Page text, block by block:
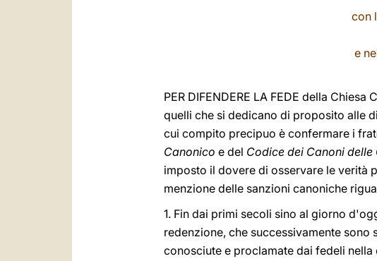
con
e
PER DIFENDERE LA FEDE della
quelli che si dedicano di proposito alle
cui compito precipuo è confermare i
Canonico e del Codice dei Canoni delle
imposto il dovere di osservare le verità
menzione delle sanzioni canoniche
1. Fin dai primi secoli sino al giorno
redenzione, che successivamente
conosciute e proclamate dai fedeli